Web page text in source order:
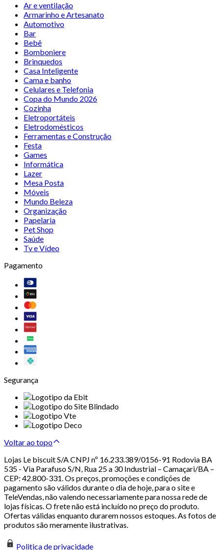
Ar e ventilação
Armarinho e Artesanato
Automotivo
Bar
Bebê
Bomboniere
Brinquedos
Casa Inteligente
Cama e banho
Celulares e Telefonia
Copa do Mundo 2026
Cozinha
Eletroportáteis
Eletrodomésticos
Ferramentas e Construção
Festa
Games
Informática
Lazer
Mesa Posta
Móveis
Mundo Beleza
Organização
Papelaria
Pet Shop
Saúde
Tv e Vídeo
Pagamento
Segurança
Voltar ao topo
Lojas Le biscuit S/A CNPJ nº 16.233.389/0156-91 Rodovia BA
535 - Via Parafuso S/N, Rua 25 a 30 Industrial – Camaçari/BA –
CEP: 42.800-331. Os preços, promoções e condições de
pagamento são válidos durante o dia de hoje, para o site e
TeleVendas, não valendo necessariamente para nossa rede de
lojas físicas. O frete não está incluído no preço do produto.
Ofertas válidas enquanto durarem nossos estoques. As fotos de
produtos são meramente ilustrativas.
Politica de privacidade